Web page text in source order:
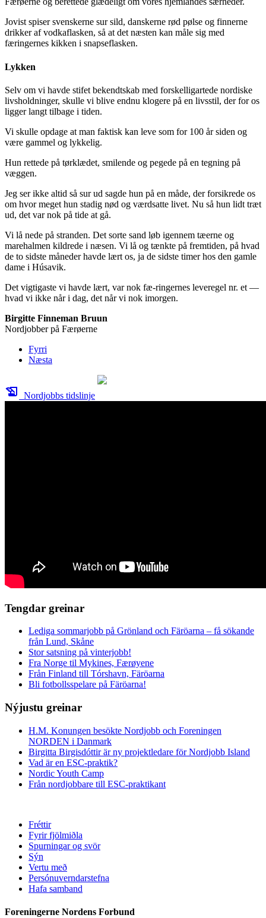
Jovist spiser svenskerne sur sild, danskerne rød pølse og finnerne
drikker af vodkaflasken, så at det næsten kan måle sig med
færingernes kikken i snapseflasken.
Lykken
Selv om vi havde stifet bekendtskab med forskelligartede nordiske
livsholdninger, skulle vi blive endnu klogere på en livsstil, der for os
ligger langt tilbage i tiden.
Vi skulle opdage at man faktisk kan leve som for 100 år siden og
være gammel og lykkelig.
Hun rettede på tørklædet, smilende og pegede på en tegning på
væggen.
Jeg ser ikke altid så sur ud sagde hun på en måde, der forsikrede os
om hvor meget hun stadig nød og værdsatte livet. Nu så hun lidt træt
ud, det var nok på tide at gå.
Vi lå nede på stranden. Det sorte sand løb igennem tæerne og
marehalmen kildrede i næsen. Vi lå og tænkte på fremtiden, på hvad
de to sidste måneder havde lært os, ja de sidste timer hos den gamle
dame i Húsavik.
Det vigtigaste vi havde lært, var nok fæ-ringernes leveregel nr. et —
hvad vi ikke når i dag, det når vi nok imorgen.
Birgitte Finneman Bruun
Nordjobber på Færøerne
Fyrri
Næsta
history_edu Nordjobbs tidslinje
Tengdar greinar
Lediga sommarjobb på Grönland och Färöarna – få sökande
från Lund, Skåne
Stor satsning på vinterjobb!
Fra Norge til Mykines, Færøyene
Från Finland till Tórshavn, Färöarna
Bli fotbollsspelare på Färöarna!
Nýjustu greinar
H.M. Konungen besökte Nordjobb och Foreningen
NORDEN i Danmark
Birgitta Birgisdóttir är ny projektledare för Nordjobb Island
Vad är en ESC-praktik?
Nordic Youth Camp
Från nordjobbare till ESC-praktikant
Fréttir
Fyrir fjölmiðla
Spurningar og svör
Sýn
Vertu með
Persónuverndarstefna
Hafa samband
Foreningerne Nordens Forbund